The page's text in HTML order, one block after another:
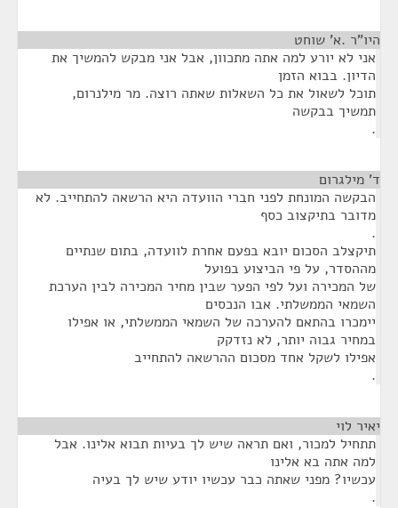
היו"ר .א' שוחט
אני לא יורע למה אתה מתכוון, אבל אני מבקש להמשיך את
הדיון. בבוא הזמן
תוכל לשאול את כל השאלות שאתה רוצה. מר מילנרום,
תמשיך בבקשה
.
ד' מילגרום
הבקשה המונחת לפני חברי הוועדה היא הרשאה להתחייב. לא
מדובר בתיקצוב כסף
.
תיקצלב הסכום יובא בפעם אחרת לוועדה, בתום שנתיים
מההסדר, על פי הביצוע בפועל
של המכירה ועל לפי הפער שבין מחיר המכירה לבין הערכת
השמאי הממשלתי. אבו הנכסים
יימכרו בהתאם להערכה של השמאי הממשלתי, או אפילו
במחיר גבוה יותר, לא נזדקק
אפילו לשקל אחד מסכום ההרשאה להתחייב
.
יאיר לוי
תתחיל למכור, ואם תראה שיש לך בעיות תבוא אלינו. אבל
למה אתה בא אלינו
עכשיו? מפני שאתה כבר עכשיו יודע שיש לך בעיה
.